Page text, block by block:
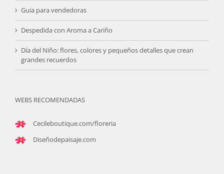
Guia para vendedoras
Despedida con Aroma a Cariño
Día del Niño: flores, colores y pequeños detalles que crean
grandes recuerdos
WEBS RECOMENDADAS
Cecileboutique.com/floreria
Diseñodepaisaje.com